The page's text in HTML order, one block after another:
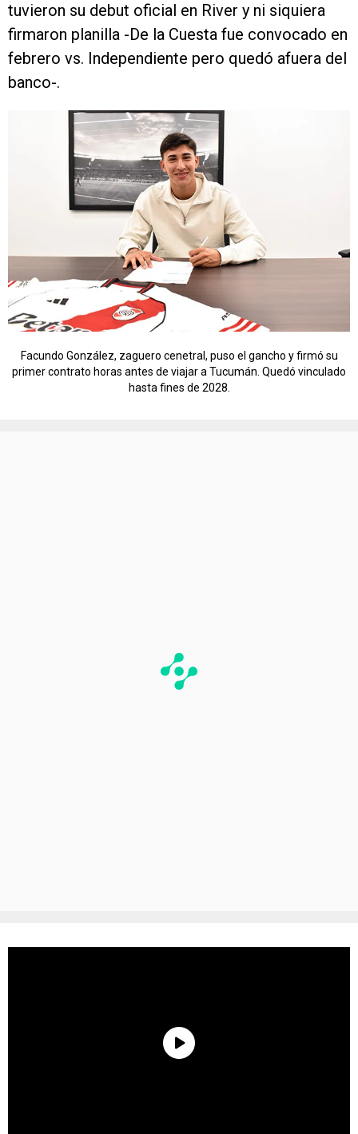
tuvieron su debut oficial en River y ni siquiera
firmaron planilla -De la Cuesta fue convocado en
febrero vs. Independiente pero quedó afuera del
banco-.
Facundo González, zaguero cenetral, puso el gancho y firmó su
primer contrato horas antes de viajar a Tucumán. Quedó vinculado
hasta fines de 2028.